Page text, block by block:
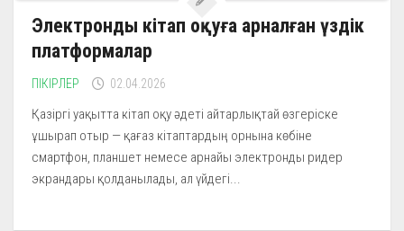
Электронды кітап оқуға арналған үздік
платформалар
ПІКІРЛЕР 02.04.2026
Қазіргі уақытта кітап оқу әдеті айтарлықтай өзгеріске
ұшырап отыр — қағаз кітаптардың орнына көбіне
смартфон, планшет немесе арнайы электронды ридер
экрандары қолданылады, ал үйдегі...